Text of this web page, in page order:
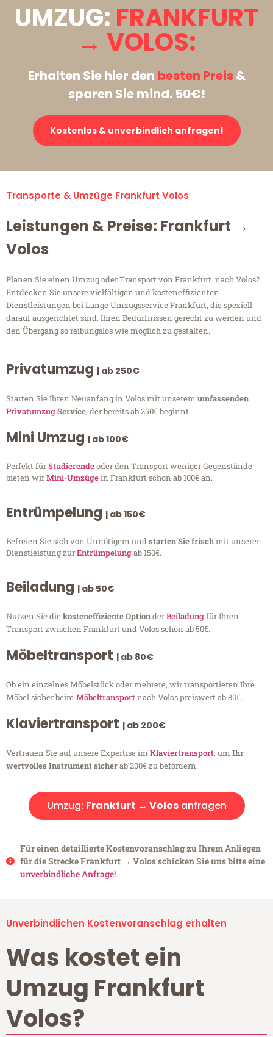
UMZUG: FRANKFURT
→ VOLOS:
Erhalten Sie hier den besten Preis&
sparen Sie mind. 50€!
Kostenlos & unverbindlich anfragen!
Transporte & Umzüge Frankfurt Volos
Leistungen & Preise: Frankfurt →
Volos
Planen Sie einen Umzug oder Transport von Frankfurt nach Volos?
Entdecken Sie unsere vielfältigen und kosteneffizienten
Dienstleistungen bei Lange Umzugsservice Frankfurt, die speziell
darauf ausgerichtet sind, Ihren Bedürfnissen gerecht zu werden und
den Übergang so reibungslos wie möglich zu gestalten.
Privatumzug | ab 250€
Starten Sie Ihren Neuanfang in Volos mit unserem umfassenden
PrivatumzugService, der bereits ab 250€ beginnt.
Mini Umzug | ab 100€
Perfekt fürStudierendeoder den Transport weniger Gegenstände
bieten wirMini-Umzügein Frankfurt schon ab 100€ an.
Entrümpelung | ab 150€
Befreien Sie sich von Unnötigem undstarten Sie frischmit unserer
Dienstleistung zurEntrümpelungab 150€.
Beiladung | ab 50€
Nutzen Sie diekosteneffiziente OptionderBeiladungfür Ihren
Transport zwischen Frankfurt und Volos schon ab 50€.
Möbeltransport | ab 80€
Ob ein einzelnes Möbelstück oder mehrere, wir transportieren Ihre
Möbel sicher beim Möbeltransportnach Volos preiswert ab 80€.
Klaviertransport | ab 200€
Vertrauen Sie auf unsere Expertise im Klaviertransport, um Ihr
wertvolles Instrument sicherab 200€ zu befördern.
Umzug: Frankfurt → Volosanfragen
Für einen detaillierte Kostenvoranschlag zu Ihrem Anliegen
für die Strecke Frankfurt → Volos schicken Sie uns bitte eine
unverbindliche Anfrage!
Unverbindlichen Kostenvoranschlag erhalten
Was kostet ein
Umzug Frankfurt
Volos?